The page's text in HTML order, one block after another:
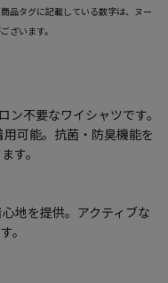
品タグに記載している数字は、ヌー
ざいます。
不要なワイシャツです。
可能。抗菌・防臭機能を
す。
地を提供。アクティブな
。